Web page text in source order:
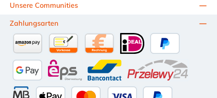
Unsere Communities
Zahlungsarten
PayPal
Kauf auf Rechnung (10 Tage Netto)
Google Pay eps Bancontact Przelewy24
Amazon Pay Vorkasse per Überweisung